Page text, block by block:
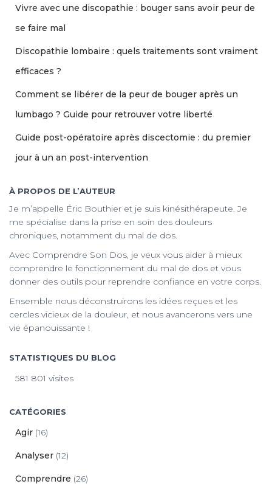
Vivre avec une discopathie : bouger sans avoir peur de
se faire mal
Discopathie lombaire : quels traitements sont vraiment
efficaces ?
Comment se libérer de la peur de bouger après un
lumbago ? Guide pour retrouver votre liberté
Guide post-opératoire après discectomie : du premier
jour à un an post-intervention
À PROPOS DE L’AUTEUR
Je m’appelle Éric Bouthier et je suis kinésithérapeute. Je
me spécialise dans la prise en soin des douleurs
chroniques, notamment du mal de dos.
Avec Comprendre Son Dos, je veux vous aider à mieux
comprendre le fonctionnement du mal de dos et vous
donner des outils pour reprendre confiance en votre corps.
Ensemble nous déconstruirons les idées reçues et les
cercles vicieux de la douleur, et nous avancerons vers une
vie épanouissante !
STATISTIQUES DU BLOG
581 801 visites
CATÉGORIES
Agir (16)
Analyser (12)
Comprendre (26)